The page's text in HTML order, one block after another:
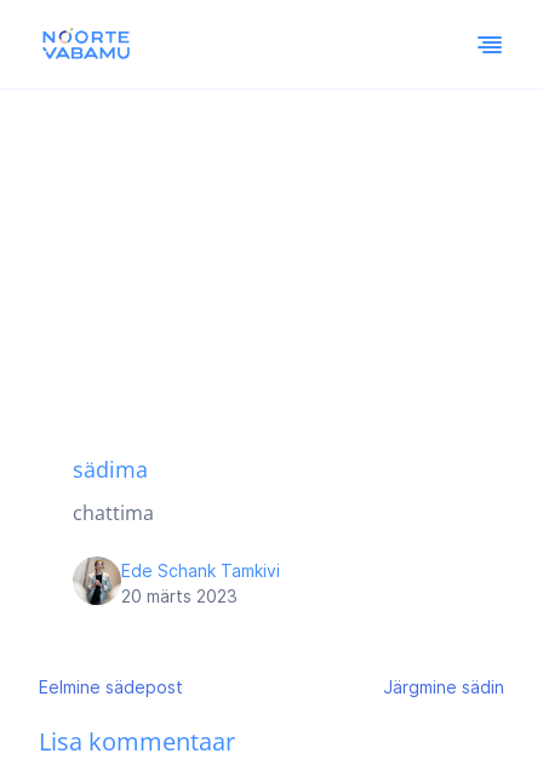
sädima
chattima
Ede Schank Tamkivi
20 märts 2023
Navigeerimine
Eelmine sädepost Järgmine sädin
Lisa kommentaar